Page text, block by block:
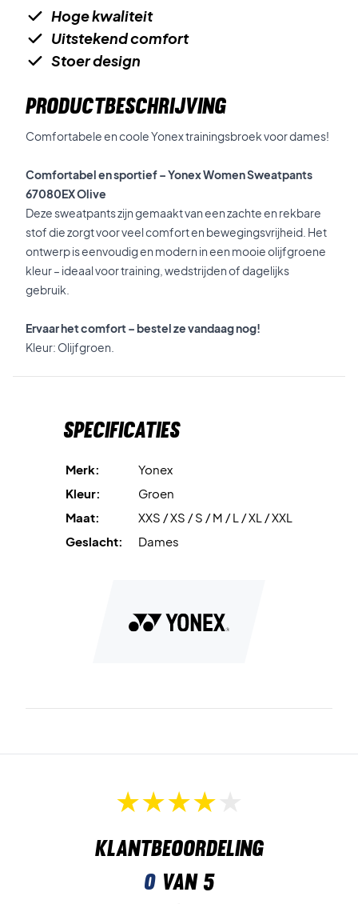
Hoge kwaliteit
Uitstekend comfort
Stoer design
PRODUCTBESCHRIJVING
Comfortabele en coole Yonex trainingsbroek voor dames!
Comfortabel en sportief – Yonex Women Sweatpants
67080EX Olive
Deze sweatpants zijn gemaakt van een zachte en rekbare
stof die zorgt voor veel comfort en bewegingsvrijheid. Het
ontwerp is eenvoudig en modern in een mooie olijfgroene
kleur – ideaal voor training, wedstrijden of dagelijks
gebruik.
Ervaar het comfort – bestel ze vandaag nog!
Kleur: Olijfgroen.
Specificaties
Merk:
Yonex
Kleur:
Groen
Maat:
XXS / XS / S / M / L / XL / XXL
Geslacht:
Dames
Klantbeoordeling
0van 5